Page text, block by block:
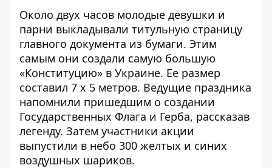
Около двух часов молодые девушки и
парни выкладывали титульную страницу
главного документа из бумаги. Этим
самым они создали самую большую
«Конституцию» в Украине. Ее размер
составил 7 х 5 метров. Ведущие праздника
напомнили пришедшим о создании
Государственных Флага и Герба, рассказав
легенду. Затем участники акции
выпустили в небо 300 желтых и синих
воздушных шариков.